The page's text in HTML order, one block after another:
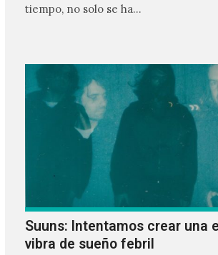
tiempo, no solo se ha…
Suuns: Intentamos crear una
vibra de sueño febril